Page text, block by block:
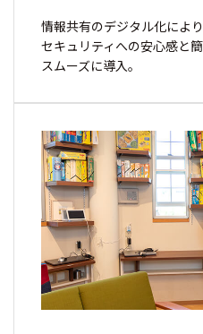
情報共有のデジタル化によ
セキュリティへの安心感と
スムーズに導入。